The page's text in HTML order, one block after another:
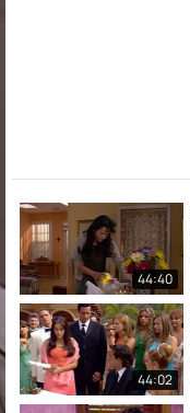
44:40
44:02